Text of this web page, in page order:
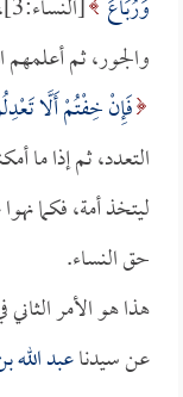
وَرُبَاعَ
والجور، ثم أعلمهم
فَإِنْ خِفْتُمْ أَلَّا
التعدد، ثم إذا ما
ليتخذ أمة، فكما
حق النساء.
هذا هو الأمر
عن سيدناعبد